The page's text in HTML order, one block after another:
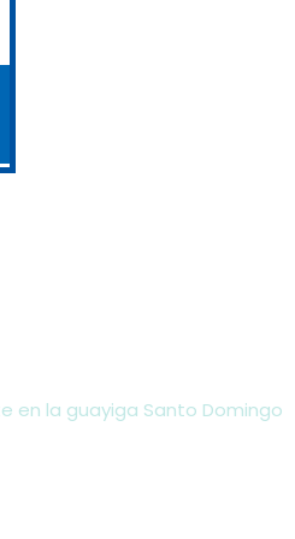
en la guayiga Santo Domingo